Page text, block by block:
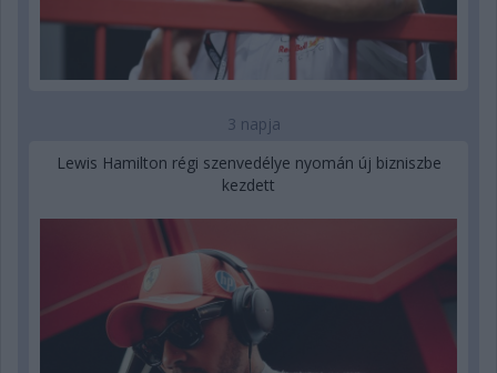
3 napja
Lewis Hamilton régi szenvedélye nyomán új bizniszbe
kezdett